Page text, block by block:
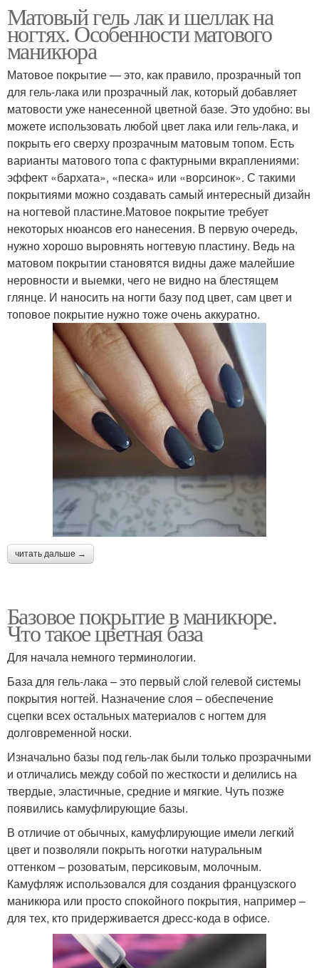
Матовый гель лак и шеллак на
ногтях. Особенности матового
маникюра
Матовое покрытие — это, как правило, прозрачный топ
для гель-лака или прозрачный лак, который добавляет
матовости уже нанесенной цветной базе. Это удобно: вы
можете использовать любой цвет лака или гель-лака, и
покрыть его сверху прозрачным матовым топом. Есть
варианты матового топа с фактурными вкраплениями:
эффект «бархата», «песка» или «ворсинок». С такими
покрытиями можно создавать самый интересный дизайн
на ногтевой пластине.Матовое покрытие требует
некоторых нюансов его нанесения. В первую очередь,
нужно хорошо выровнять ногтевую пластину. Ведь на
матовом покрытии становятся видны даже малейшие
неровности и выемки, чего не видно на блестящем
глянце. И наносить на ногти базу под цвет, сам цвет и
топовое покрытие нужно тоже очень аккуратно.
читать дальше →
Базовое покрытие в маникюре.
Что такое цветная база
Для начала немного терминологии.
База для гель-лака – это первый слой гелевой системы
покрытия ногтей. Назначение слоя – обеспечение
сцепки всех остальных материалов с ногтем для
долговременной носки.
Изначально базы под гель-лак были только прозрачными
и отличались между собой по жесткости и делились на
твердые, эластичные, средние и мягкие. Чуть позже
появились камуфлирующие базы.
В отличие от обычных, камуфлирующие имели легкий
цвет и позволяли покрыть ноготки натуральным
оттенком – розоватым, персиковым, молочным.
Камуфляж использовался для создания французского
маникюра или просто спокойного покрытия, например –
для тех, кто придерживается дресс-кода в офисе.